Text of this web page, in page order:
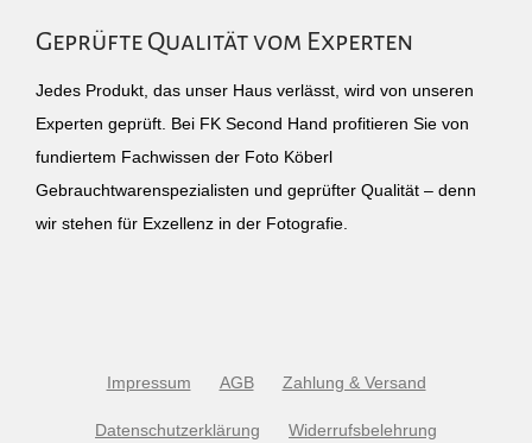
Geprüfte Qualität vom Experten
Jedes Produkt, das unser Haus verlässt, wird von unseren
Experten geprüft. Bei FK Second Hand profitieren Sie von
fundiertem Fachwissen der Foto Köberl
Gebrauchtwarenspezialisten und geprüfter Qualität – denn
wir stehen für Exzellenz in der Fotografie.
Impressum AGB Zahlung & Versand
Datenschutzerklärung Widerrufsbelehrung